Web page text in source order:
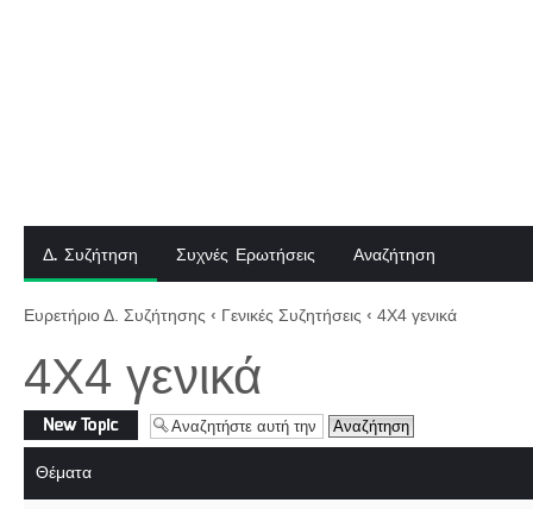
Δ. Συζήτηση Συχνές Ερωτήσεις Αναζήτηση
Ευρετήριο Δ. Συζήτησης ‹ Γενικές Συζητήσεις ‹ 4X4 γενικά
4X4 γενικά
Δημιουργία νέου
θέματος
Θέματα